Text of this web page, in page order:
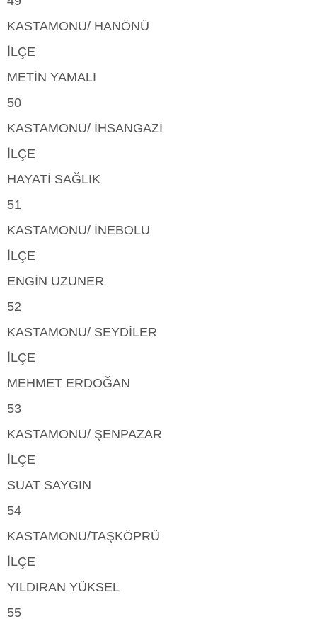
KASTAMONU/ HANÖNÜ
İLÇE
METİN YAMALI
50
KASTAMONU/ İHSANGAZİ
İLÇE
HAYATİ SAĞLIK
51
KASTAMONU/ İNEBOLU
İLÇE
ENGİN UZUNER
52
KASTAMONU/ SEYDİLER
İLÇE
MEHMET ERDOĞAN
53
KASTAMONU/ ŞENPAZAR
İLÇE
SUAT SAYGIN
54
KASTAMONU/TAŞKÖPRÜ
İLÇE
YILDIRAN YÜKSEL
55